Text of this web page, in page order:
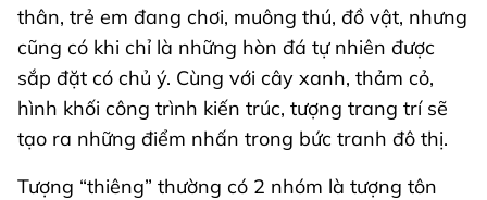
thân, trẻ em đang chơi, muông thú, đồ vật, nhưng
cũng có khi chỉ là những hòn đá tự nhiên được
sắp đặt có chủ ý. Cùng với cây xanh, thảm cỏ,
hình khối công trình kiến trúc, tượng trang trí sẽ
tạo ra những điểm nhấn trong bức tranh đô thị.
Tượng “thiêng” thường có 2 nhóm là tượng tôn